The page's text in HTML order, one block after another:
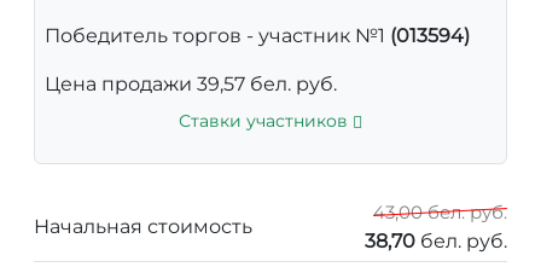
Победитель торгов - участник №1 (013594)
Цена продажи 39,57 бел. руб.
Ставки участников
Начальная стоимость
43,00 бел. руб.
38,70 бел. руб.